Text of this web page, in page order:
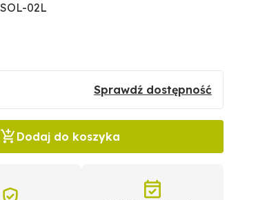
02L
Sprawdź dostępność
Dodaj do koszyka